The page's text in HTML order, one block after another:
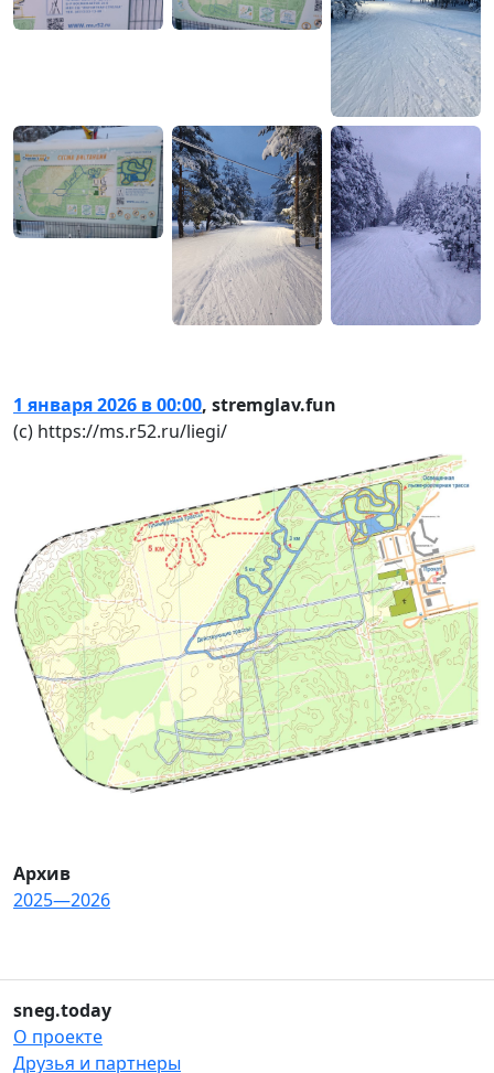
1 января 2026 в 00:00, stremglav.fun
(с) https://ms.r52.ru/liegi/
Архив
2025—2026
sneg.today
О проекте
Друзья и партнеры